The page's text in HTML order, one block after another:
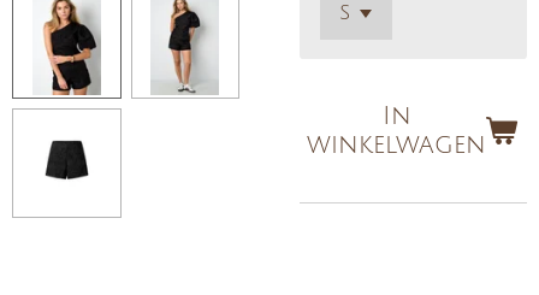
In
winkelwagen